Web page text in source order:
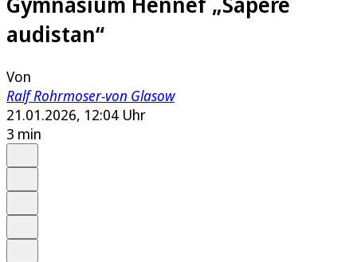
audistan“
Von
Ralf Rohrmoser-von Glasow
21.01.2026, 12:04 Uhr
3 min